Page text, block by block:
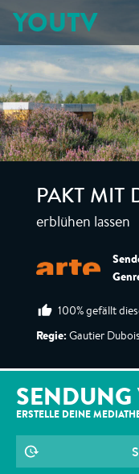
YOUTV
PAKT MIT
erblühen lassen
100% gefällt
Regie: Gautier Dubois
SENDUNG
ERSTELLE DEINE